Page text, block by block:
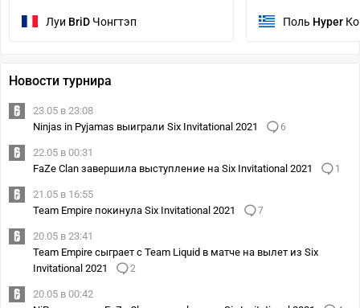
Луи BriD Чонгтэп Поль Hyper
Новости турнира
23.05 в 23:08
Ninjas in Pyjamas выиграли Six Invitational 2021
6
22.05 в 00:31
FaZe Clan завершила выступление на Six Invitational 2021
1
21.05 в 16:55
Team Empire покинула Six Invitational 2021
7
20.05 в 23:41
Team Empire сыграет с Team Liquid в матче на вылет из Six
Invitational 2021
2
20.05 в 00:42